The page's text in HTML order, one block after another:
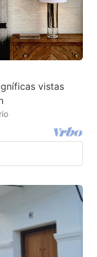
vistas